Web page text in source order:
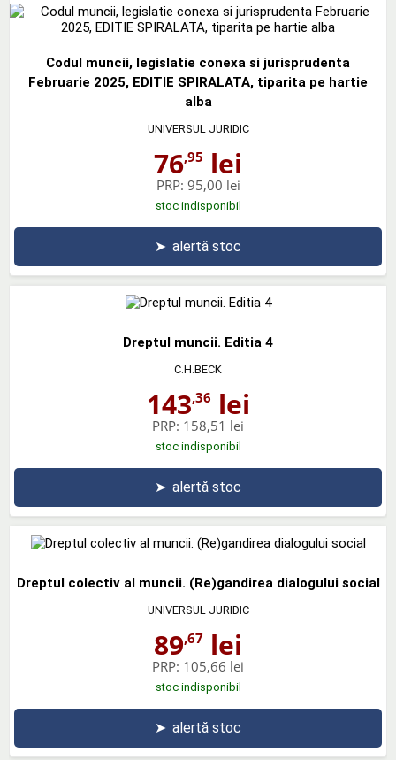
Codul muncii, legislatie conexa si jurisprudenta
Februarie 2025, EDITIE SPIRALATA, tiparita pe hartie
alba
UNIVERSUL JURIDIC
76,95 lei
PRP: 95,00 lei
stoc indisponibil
➤ alertă stoc
Dreptul muncii. Editia 4
C.H.BECK
143,36 lei
PRP: 158,51 lei
stoc indisponibil
➤ alertă stoc
Dreptul colectiv al muncii. (Re)gandirea dialogului social
UNIVERSUL JURIDIC
89,67 lei
PRP: 105,66 lei
stoc indisponibil
➤ alertă stoc